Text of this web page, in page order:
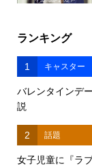
ランキング
1 キャスター
バレンタインデ
説
2 話題
女子児童に『ラ